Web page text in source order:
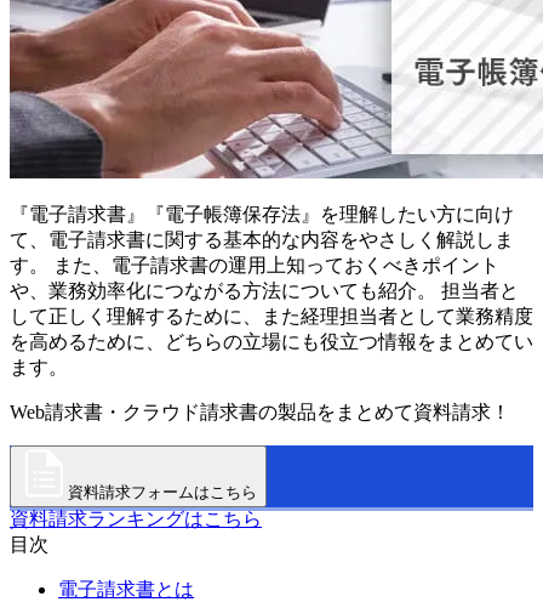
『電子請求書』『電子帳簿保存法』を理解したい方に向け
て、電子請求書に関する基本的な内容をやさしく解説しま
す。 また、電子請求書の運用上知っておくべきポイント
や、業務効率化につながる方法についても紹介。 担当者と
して正しく理解するために、また経理担当者として業務精度
を高めるために、どちらの立場にも役立つ情報をまとめてい
ます。
Web請求書・クラウド請求書の製品をまとめて資料請求！
資料請求フォームはこちら
資料請求ランキングはこちら
目次
電子請求書とは